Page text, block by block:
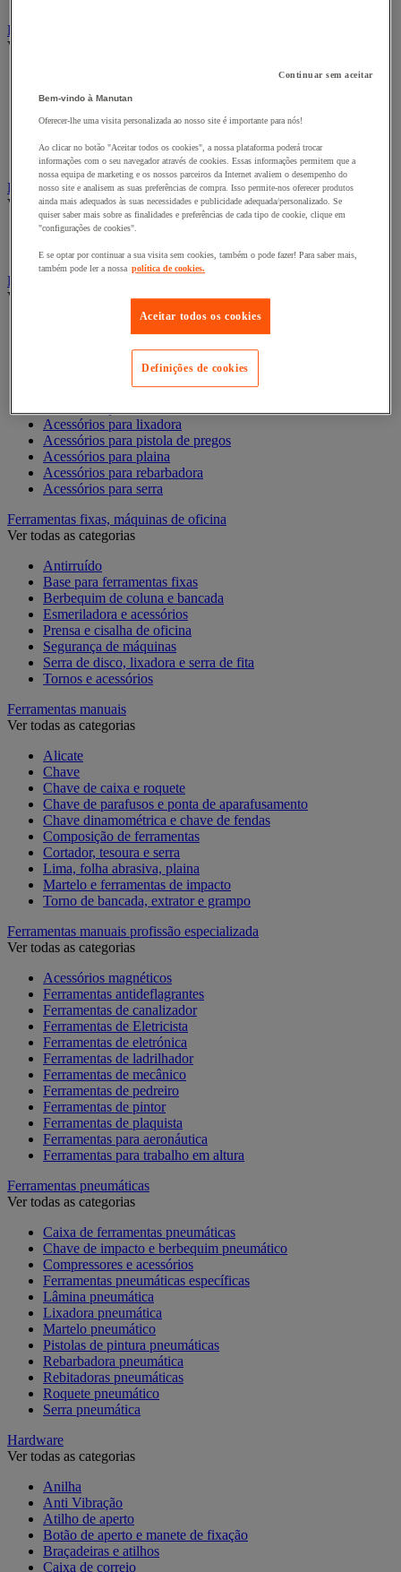
Eletricidade
Ver todas as categorias
Bateria, carregador e cabo
Equipamento de Quadro Elétrico
Extensão, tira e enrolador
Tomada e interruptor
Ferramentas Elétricas
Ver todas as categorias
Ferramentas elétricas portáteis com fios
Ferramentas elétricas portáteis sem fios
Ferramentas elétricas portáteis - Acessórios
Ver todas as categorias
Acessórios para Dremel
Acessórios para Ferramentas Elétricas
Acessórios para lixadora
Acessórios para pistola de pregos
Acessórios para plaina
Acessórios para rebarbadora
Acessórios para serra
Ferramentas fixas, máquinas de oficina
Ver todas as categorias
Antirruído
Base para ferramentas fixas
Berbequim de coluna e bancada
Esmeriladora e acessórios
Prensa e cisalha de oficina
Segurança de máquinas
Serra de disco, lixadora e serra de fita
Tornos e acessórios
Ferramentas manuais
Ver todas as categorias
Alicate
Chave
Chave de caixa e roquete
Chave de parafusos e ponta de aparafusamento
Chave dinamométrica e chave de fendas
Composição de ferramentas
Cortador, tesoura e serra
Lima, folha abrasiva, plaina
Martelo e ferramentas de impacto
Torno de bancada, extrator e grampo
Ferramentas manuais profissão especializada
Ver todas as categorias
Acessórios magnéticos
Ferramentas antideflagrantes
Ferramentas de canalizador
Ferramentas de Eletricista
Ferramentas de eletrónica
Ferramentas de ladrilhador
Ferramentas de mecânico
Ferramentas de pedreiro
Ferramentas de pintor
Ferramentas de plaquista
Ferramentas para aeronáutica
Ferramentas para trabalho em altura
Ferramentas pneumáticas
Ver todas as categorias
Caixa de ferramentas pneumáticas
Chave de impacto e berbequim pneumático
Compressores e acessórios
Ferramentas pneumáticas específicas
Lâmina pneumática
Lixadora pneumática
Martelo pneumático
Pistolas de pintura pneumáticas
Rebarbadora pneumática
Rebitadoras pneumáticas
Roquete pneumático
Serra pneumática
Hardware
Ver todas as categorias
Anilha
Anti Vibração
Atilho de aperto
Botão de aperto e manete de fixação
Braçadeiras e atilhos
Caixa de correio
Continuar sem aceitar
Bem-vindo à Manutan
Oferecer-lhe uma visita personalizada ao nosso site é importante para nós!
Ao clicar no botão "Aceitar todos os cookies", a nossa plataforma poderá trocar
informações com o seu navegador através de cookies. Essas informações permitem que a
nossa equipa de marketing e os nossos parceiros da Internet avaliem o desempenho do
nosso site e analisem as suas preferências de compra. Isso permite-nos oferecer produtos
ainda mais adequados às suas necessidades e publicidade adequada/personalizado. Se
quiser saber mais sobre as finalidades e preferências de cada tipo de cookie, clique em
"configurações de cookies".
E se optar por continuar a sua visita sem cookies, também o pode fazer! Para saber mais,
também pode ler a nossa política de cookies.
Aceitar todos os cookies
Definições de cookies